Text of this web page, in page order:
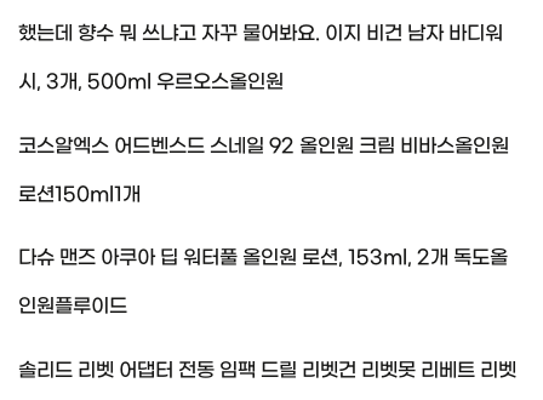
했는데 향수 뭐 쓰냐고 자꾸 물어봐요. 이지 비건 남자 바디워
시, 3개, 500ml 우르오스올인원
코스알엑스 어드벤스드 스네일 92 올인원 크림 비바스올인원
로션150ml1개
다슈 맨즈 아쿠아 딥 워터풀 올인원 로션, 153ml, 2개 독도올
인원플루이드
솔리드 리벳 어댑터 전동 임팩 드릴 리벳건 리벳못 리베트 리벳